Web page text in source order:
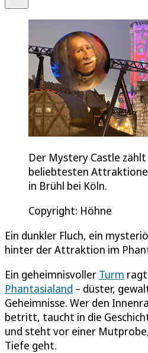
Der Mystery Castle
beliebtesten
in Brühl bei Köln.
Copyright: Höhne
Ein dunkler Fluch, ein
hinter der Attraktion im
Ein geheimnisvoller Turm
Phantasialand – düster,
Geheimnisse. Wer den
betritt, taucht in die
und steht vor einer
Tiefe geht.